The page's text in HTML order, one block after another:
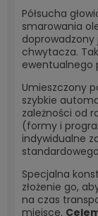
Półsucha
smarowania
chwytacza.
ewentualnego
Umieszczony
szybkie
zależności od
(formy i
indywidualne
Specjalna
złożenie go,
na czas
miejsce.